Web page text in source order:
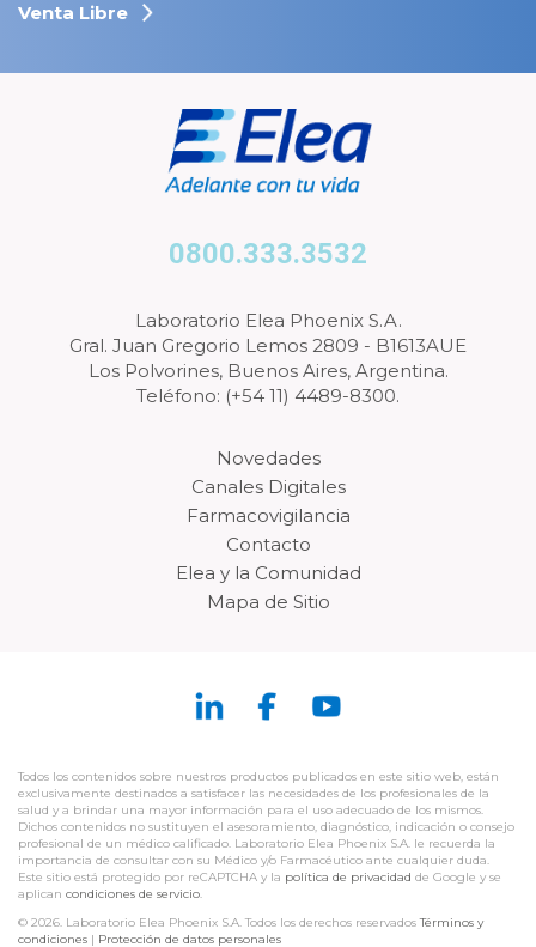
Venta Libre
0800.333.3532
Laboratorio Elea Phoenix S.A.
Gral. Juan Gregorio Lemos 2809 - B1613AUE
Los Polvorines, Buenos Aires, Argentina.
Teléfono: (+54 11) 4489-8300.
Novedades
Canales Digitales
Farmacovigilancia
Contacto
Elea y la Comunidad
Mapa de Sitio
Todos los contenidos sobre nuestros productos publicados en este sitio web, están
exclusivamente destinados a satisfacer las necesidades de los profesionales de la
salud y a brindar una mayor información para el uso adecuado de los mismos.
Dichos contenidos no sustituyen el asesoramiento, diagnóstico, indicación o consejo
profesional de un médico calificado. Laboratorio Elea Phoenix S.A. le recuerda la
importancia de consultar con su Médico y/o Farmacéutico ante cualquier duda.
Este sitio está protegido por reCAPTCHA y la política de privacidad de Google y se
aplican condiciones de servicio.
© 2026. Laboratorio Elea Phoenix S.A. Todos los derechos reservadosTérminos y
condiciones | Protección de datos personales